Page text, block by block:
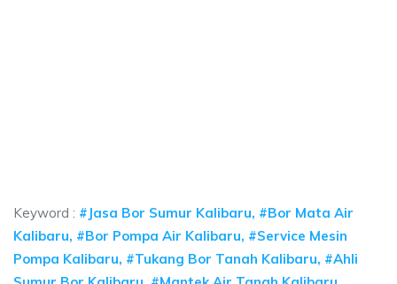
Keyword : #Jasa Bor Sumur Kalibaru, #Bor Mata Air
Kalibaru, #Bor Pompa Air Kalibaru, #Service Mesin
Pompa Kalibaru, #Tukang Bor Tanah Kalibaru, #Ahli